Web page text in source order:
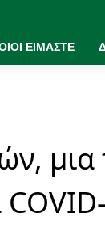
ΕΙΜΑΣΤΕ